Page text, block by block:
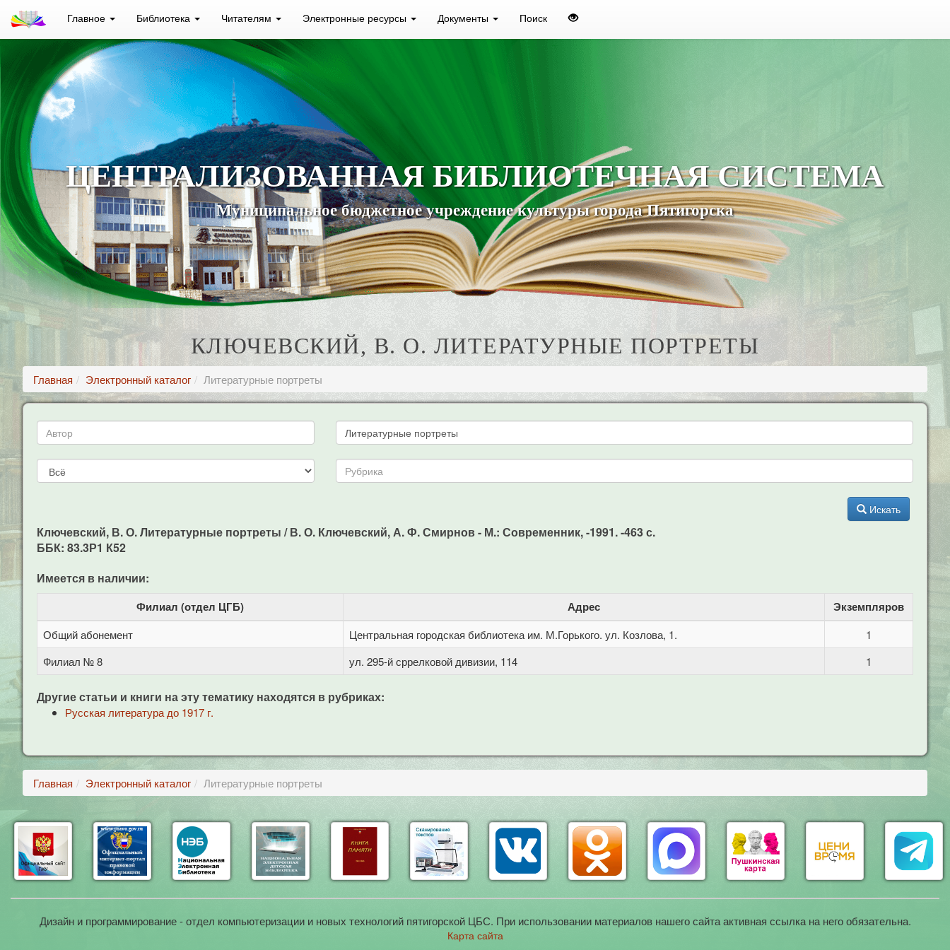
Главное Библиотека Читателям Электронные ресурсы Документы Поиск
ЦЕНТРАЛИЗОВАННАЯ БИБЛИОТЕЧНАЯ СИСТЕМА
Муниципальное бюджетное учреждение культуры города Пятигорска
КЛЮЧЕВСКИЙ, В. О. ЛИТЕРАТУРНЫЕ ПОРТРЕТЫ
Главная Электронный каталог Литературные портреты
Искать
Ключевский, В. О. Литературные портреты / В. О. Ключевский, А. Ф. Смирнов - М.: Современник, -1991. -463 с.
ББК: 83.3Р1 К52
Имеется в наличии:
Филиал (отдел ЦГБ) Адрес Экземпляров
Общий абонемент Центральная городская библиотека им. М.Горького. ул. Козлова, 1.
1
Филиал № 8
ул. 295-й сррелковой дивизии, 114 1
Другие статьи и книги на эту тематику находятся в рубриках:
Русская литература до 1917 г.
Главная Электронный каталог Литературные портреты
Дизайн и программирование - отдел компьютеризации и новых технологий пятигорской ЦБС. При использовании материалов нашего сайта активная ссылка на него обязательна.
Карта сайта